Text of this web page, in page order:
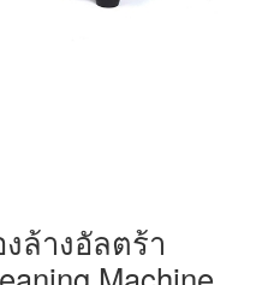
ล้างอัลตร้า